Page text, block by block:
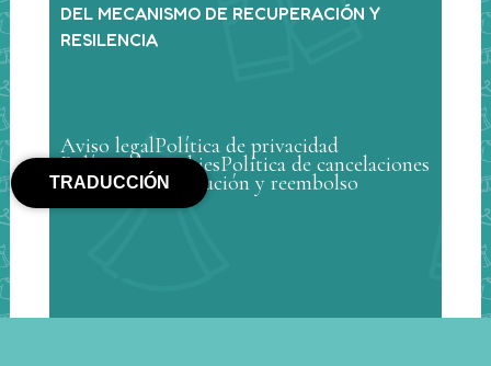
DEL MECANISMO DE RECUPERACIÓN Y
RESILENCIA
Aviso legalPolítica de privacidad
Política de cookiesPolítica de cancelaciones
Política de devolución y reembolso
TRADUCCIÓN